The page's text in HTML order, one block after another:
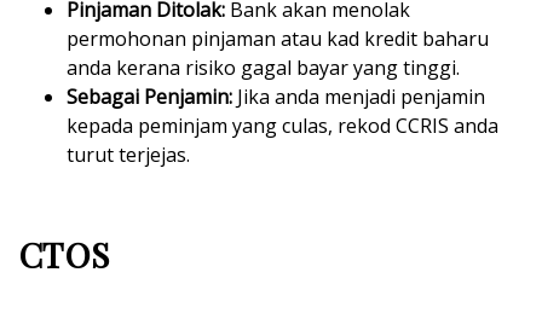
Pinjaman Ditolak: Bank akan menolak
permohonan pinjaman atau kad kredit baharu
anda kerana risiko gagal bayar yang tinggi.
Sebagai Penjamin: Jika anda menjadi penjamin
kepada peminjam yang culas, rekod CCRIS anda
turut terjejas.
CTOS